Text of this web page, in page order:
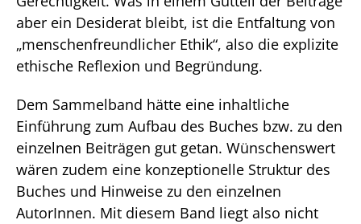
aber ein Desiderat bleibt, ist die Entfaltung von
„menschenfreundlicher Ethik“, also die explizite
ethische Reflexion und Begründung.
Dem Sammelband hätte eine inhaltliche
Einführung zum Aufbau des Buches bzw. zu den
einzelnen Beiträgen gut getan. Wünschenswert
wären zudem eine konzeptionelle Struktur des
Buches und Hinweise zu den einzelnen
AutorInnen. Mit diesem Band liegt also nicht